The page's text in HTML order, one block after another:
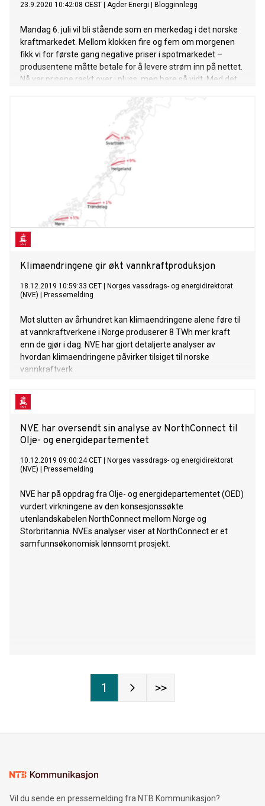
23.9.2020 10:42:08 CEST Agder Energi Blogginnlegg
Mandag 6. juli vil bli stående som en merkedag i det norske
kraftmarkedet. Mellom klokken fire og fem om morgenen
fikk vi for første gang negative priser i spotmarkedet –
produsentene måtte betale for å levere strøm inn på nettet.
Nå var prisene raskt over i pluss, men bare så vidt. Med det
Klimaendringene gir økt vannkraftproduksjon
18.12.2019 10:59:33 CET
Norges vassdrags- og energidirektorat
(NVE)
Pressemelding
Mot slutten av århundret kan klimaendringene alene føre til
at vannkraftverkene i Norge produserer 8 TWh mer kraft
enn de gjør i dag. NVE har gjort detaljerte analyser av
hvordan klimaendringene påvirker tilsiget til norske
vannkraftverk.
NVE har oversendt sin analyse av NorthConnect til
Olje- og energidepartementet
10.12.2019 09:00:24 CET
Norges vassdrags- og energidirektorat
(NVE)
Pressemelding
NVE har på oppdrag fra Olje- og energidepartementet (OED)
vurdert virkningene av den konsesjonssøkte
utenlandskabelen NorthConnect mellom Norge og
Storbritannia. NVEs analyser viser at NorthConnect er et
samfunnsøkonomisk lønnsomt prosjekt.
1 >>
Vil du sende en pressemelding fra NTB Kommunikasjon?